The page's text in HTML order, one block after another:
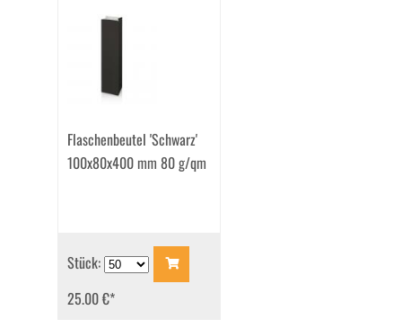
Flaschenbeutel 'Schwarz'
100x80x400 mm 80 g/qm
Stück:
25.00 €*